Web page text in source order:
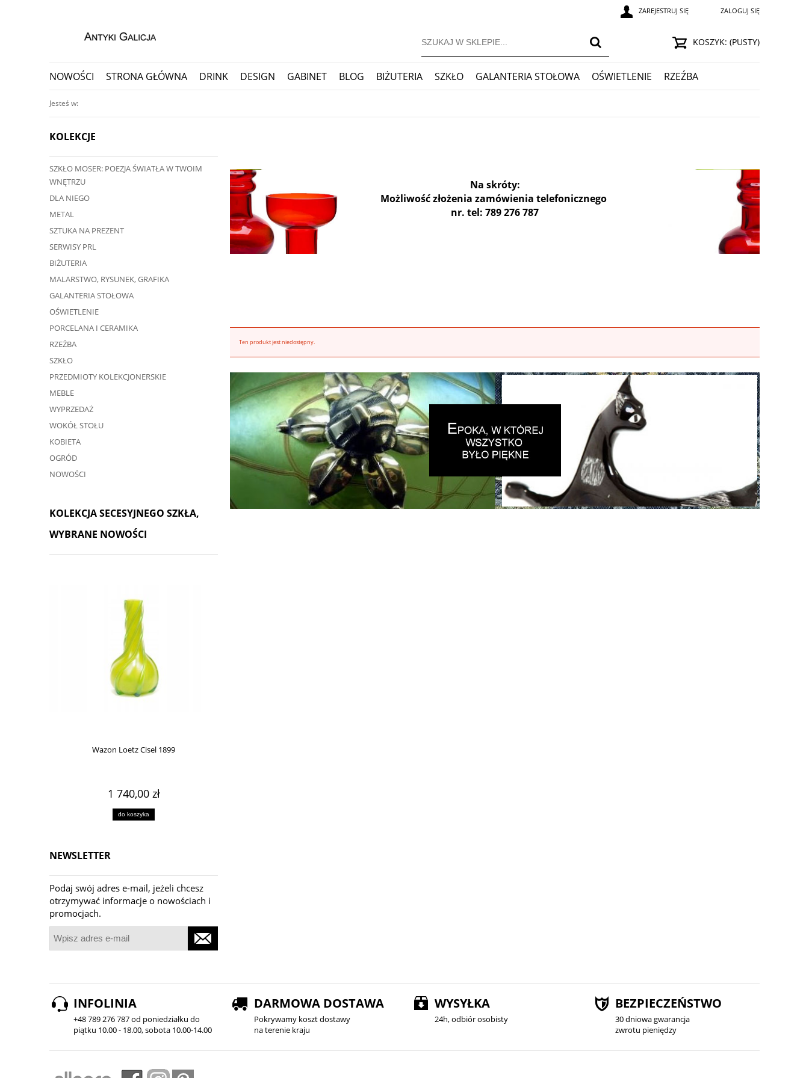
ZAREJESTRUJ SIĘ ZALOGUJ SIĘ
KOSZYK: (PUSTY)
NOWOŚCI STRONA GŁÓWNA DRINK DESIGN GABINET BLOG BIŻUTERIA SZKŁO GALANTERIA STOŁOWA OŚWIETLENIE
RZEŹBA
PORCELANA I CERAMIKA
Jesteś w:
KOLEKCJE
SZKŁO MOSER: POEZJA ŚWIATŁA W TWOIM
WNĘTRZU
DLA NIEGO
METAL
SZTUKA NA PREZENT
SERWISY PRL
BIŻUTERIA
MALARSTWO, RYSUNEK, GRAFIKA
GALANTERIA STOŁOWA
OŚWIETLENIE
PORCELANA I CERAMIKA
RZEŹBA
SZKŁO
PRZEDMIOTY KOLEKCJONERSKIE
MEBLE
WYPRZEDAŻ
WOKÓŁ STOŁU
KOBIETA
OGRÓD
NOWOŚCI
KOLEKCJA SECESYJNEGO SZKŁA,
WYBRANE NOWOŚCI
Wazon Loetz Cisel 1899
1 740,00 zł
do koszyka
NEWSLETTER
Podaj swój adres e-mail, jeżeli chcesz
otrzymywać informacje o nowościach i
promocjach.
przedmiot?
nawet do 30 dni
Na skróty:
Możliwość złożenia zamówienia telefonicznego
nr. tel: 789 276 787
Ten produkt jest niedostępny.
INFOLINIA
+48 789 276 787 od poniedziałku do
piątku 10.00 - 18.00, sobota 10.00-14.00
DARMOWA DOSTAWA
Pokrywamy koszt dostawy
na terenie kraju
WYSYŁKA
24h, odbiór osobisty
BEZPIECZEŃSTWO
30 dniowa gwarancja
zwrotu pieniędzy